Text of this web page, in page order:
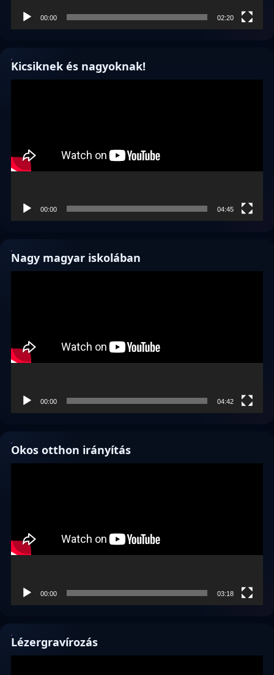
00:00 02:20
Kicsiknek és nagyoknak!
00:00 04:45
Nagy magyar iskolában
00:00 04:42
Okos otthon irányítás
00:00 03:18
Lézergravírozás